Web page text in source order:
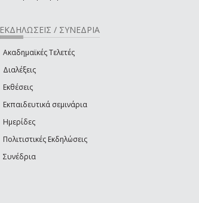
ΕΚΔΗΛΩΣΕΙΣ / ΣΥΝΕΔΡΙΑ
Ακαδημαϊκές Τελετές
Διαλέξεις
Εκθέσεις
Εκπαιδευτικά σεμινάρια
Ημερίδες
Πολιτιστικές Εκδηλώσεις
Συνέδρια